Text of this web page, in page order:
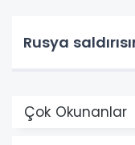
Rusya
Çok Okunanlar